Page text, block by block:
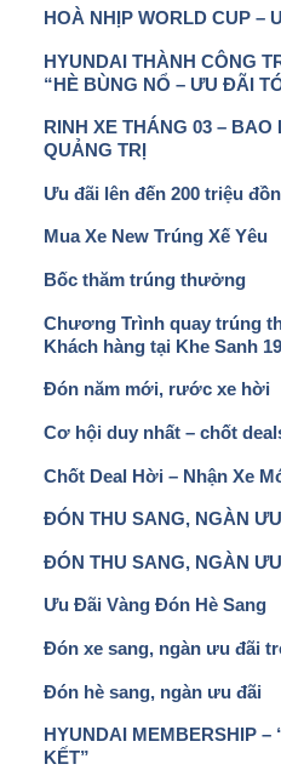
HOÀ NHỊP WORLD CUP –
HYUNDAI THÀNH CÔNG
“HÈ BÙNG NỔ – ƯU ĐÃI
RINH XE THÁNG 03 –
QUẢNG TRỊ
Ưu đãi lên đến 200 triệu
Mua Xe New Trúng Xế Yêu
Bốc thăm trúng thưởng
Chương Trình quay trúng
Khách hàng tại Khe Sanh
Đón năm mới, rước xe hời
Cơ hội duy nhất – chốt
Chốt Deal Hời – Nhận Xe
ĐÓN THU SANG, NGÀN
ĐÓN THU SANG, NGÀN
Ưu Đãi Vàng Đón Hè Sang
Đón xe sang, ngàn ưu đãi
Đón hè sang, ngàn ưu đãi
HYUNDAI MEMBERSHIP
KẾT”